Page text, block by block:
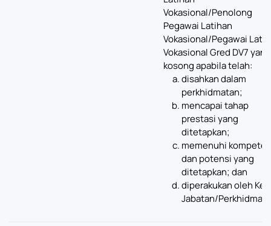
Vokasional/Penolong
Pegawai Latihan
Vokasional/Pegawai
Vokasional Gred DV7 yang
kosong apabila telah:
disahkan dalam
perkhidmatan;
mencapai tahap
prestasi yang
ditetapkan;
memenuhi
dan potensi yang
ditetapkan; dan
diperakukan oleh
Jabatan/